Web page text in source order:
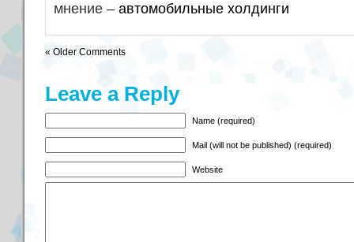
мнение – автомобильные холдинги
« Older Comments
Leave a Reply
Name (required)
Mail (will not be published) (required)
Website